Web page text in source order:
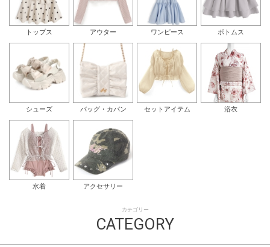
トップス アウター ワンピース ボトムス
シューズ バッグ・カバン セットアイテム 浴衣
水着 アクセサリー
カテゴリー
CATEGORY